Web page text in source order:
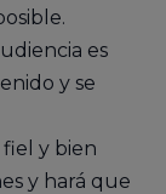
es
y se
y bien
y hará que